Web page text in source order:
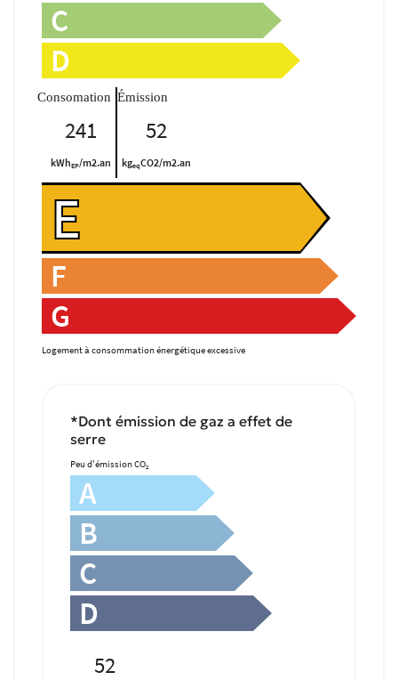
- ESTIMATION
C
D
E
241
kWhEP/m2.an
52
kgeqCO2/m2.an
F
G
Logement à consommation énergétique excessive
*Dont émission de gaz a effet de
serre
Peu d'émission CO2
A
B
C
D
52